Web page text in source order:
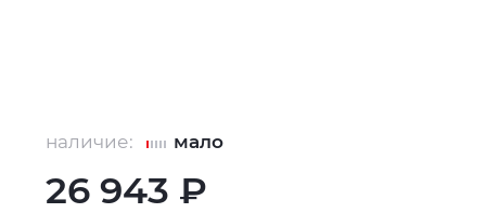
наличие: мало
26 943 ₽